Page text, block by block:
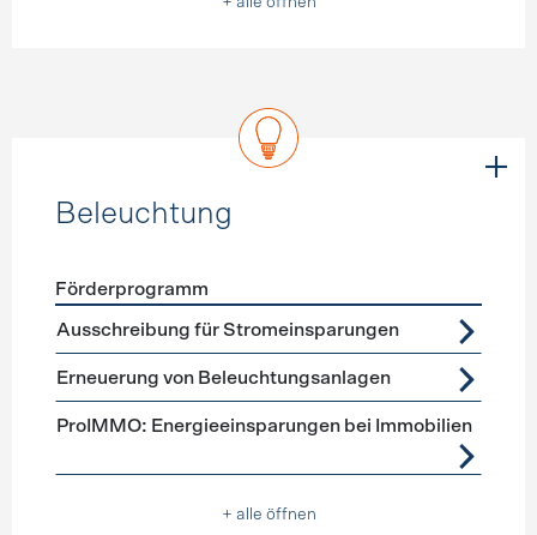
Beleuchtung
Förderprogramme Beleuchtung
Förderprogramm
Ausschreibung für Stromeinsparungen
Erneuerung von Beleuchtungsanlagen
ProIMMO: Energieeinsparungen bei Immobilien
+ alle öffnen